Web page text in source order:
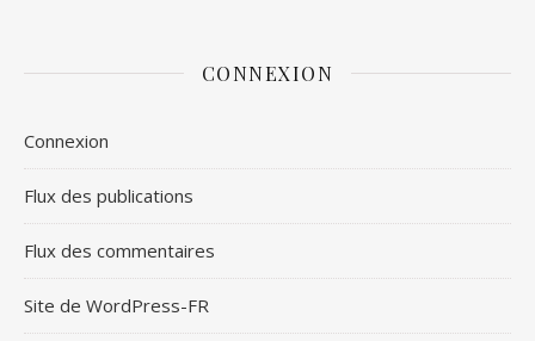
CONNEXION
Connexion
Flux des publications
Flux des commentaires
Site de WordPress-FR